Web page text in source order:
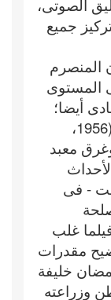
الصوتى،
جميع
المنصرم
المستوى
أيضا؛
فمع الحروب التى مرت على مصر (1956،
وغرق معبد
- فى
العامة ما يزيد عن 70 فيلما غلب
مقدرات
خليفة
وزراعته